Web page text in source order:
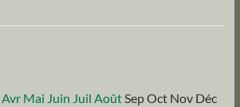
Avr Mai Juin Juil AoûtSepOct Nov Déc